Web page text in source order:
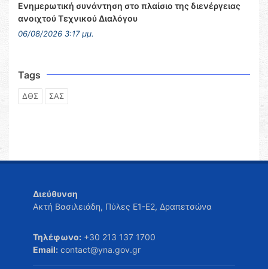
Ενημερωτική συνάντηση στο πλαίσιο της διενέργειας
ανοιχτού Τεχνικού Διαλόγου
06/08/2026 3:17 μμ.
Tags
ΔΘΣ ΣΑΣ
Διεύθυνση
Ακτή Βασιλειάδη, Πύλες Ε1-Ε2, Δραπετσώνα
Τηλέφωνο: +30 213 137 1700
Email: contact@yna.gov.gr